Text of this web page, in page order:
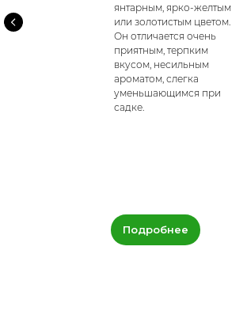
янтарным, ярко-желтым
или золотистым цветом.
Он отличается очень
приятным, терпким
вкусом, несильным
ароматом, слегка
уменьшающимся при
садке.
Подробнее